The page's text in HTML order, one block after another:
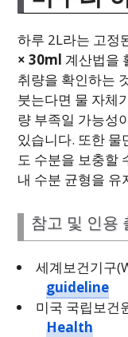
하루 2L라는 고정
× 30ml 계산법을
취량을 확인하는
붓는다면 물 자체
량 부족일 가능성
있습니다. 또한 물
도 수분을 보충할
내 수분 균형을 유
참고 및 인용
세계보건기구
guideline
미국 국립보건
Health